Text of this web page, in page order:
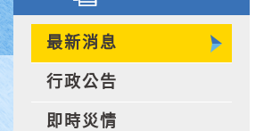
最新消息
行政公告
即時災情